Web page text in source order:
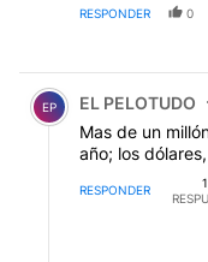
RESPONDER 0
Comentario de EL
EP EL PELOTUDO
Mas de un
año; los
RESPONDER
1